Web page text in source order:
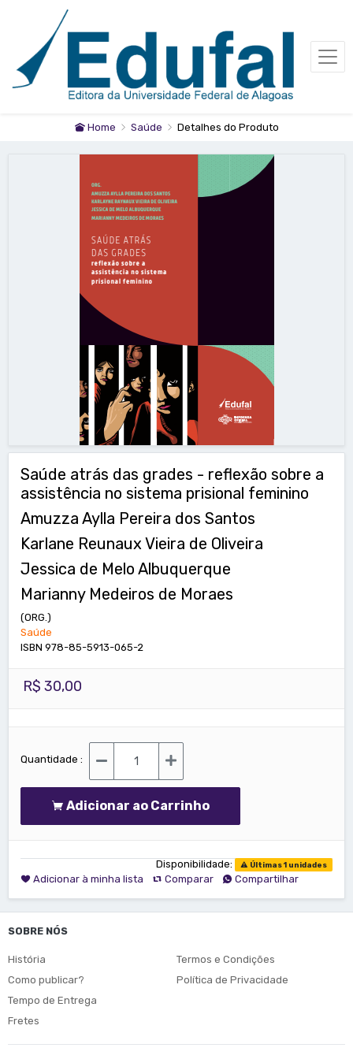
Home Saúde Detalhes do Produto
Saúde atrás das grades - reflexão sobre a
assistência no sistema prisional feminino
Amuzza Aylla Pereira dos Santos
Karlane Reunaux Vieira de Oliveira
Jessica de Melo Albuquerque
Marianny Medeiros de Moraes
(ORG.)
Saúde
ISBN 978-85-5913-065-2
R$ 30,00
Quantidade :
Adicionar ao Carrinho
Disponibilidade: Últimas 1 unidades
Adicionar à minha lista Comparar Compartilhar
SOBRE NÓS
História
Como publicar?
Tempo de Entrega
Fretes
Termos e Condições
Política de Privacidade